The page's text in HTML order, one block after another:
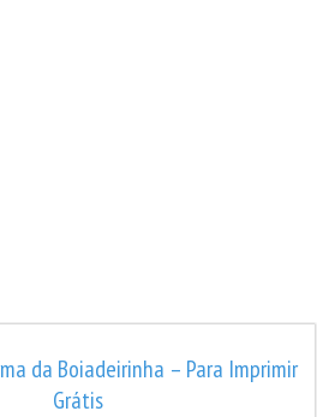
da Boiadeirinha – Para Imprimir
Grátis